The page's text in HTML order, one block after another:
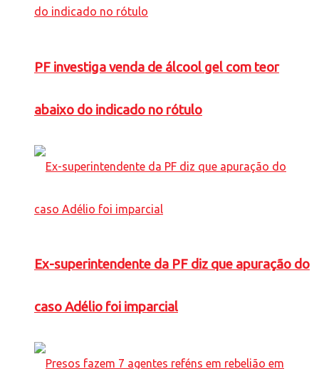
PF investiga venda de álcool gel com teor
abaixo do indicado no rótulo
Ex-superintendente da PF diz que apuração do
caso Adélio foi imparcial